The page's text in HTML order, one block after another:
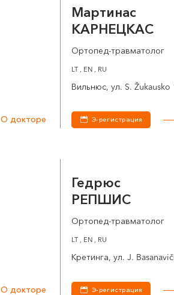
О докторе
Мартинас
КАРНЕЦКАС
Ортопед-травматолог
LT , EN , RU
Вильнюс, ул. S. Žukausko
Э-регистрация
О докторе
Гедрюс
РЕПШИС
Ортопед-травматолог
LT , EN , RU
Кретинга, ул. J.
Э-регистрация